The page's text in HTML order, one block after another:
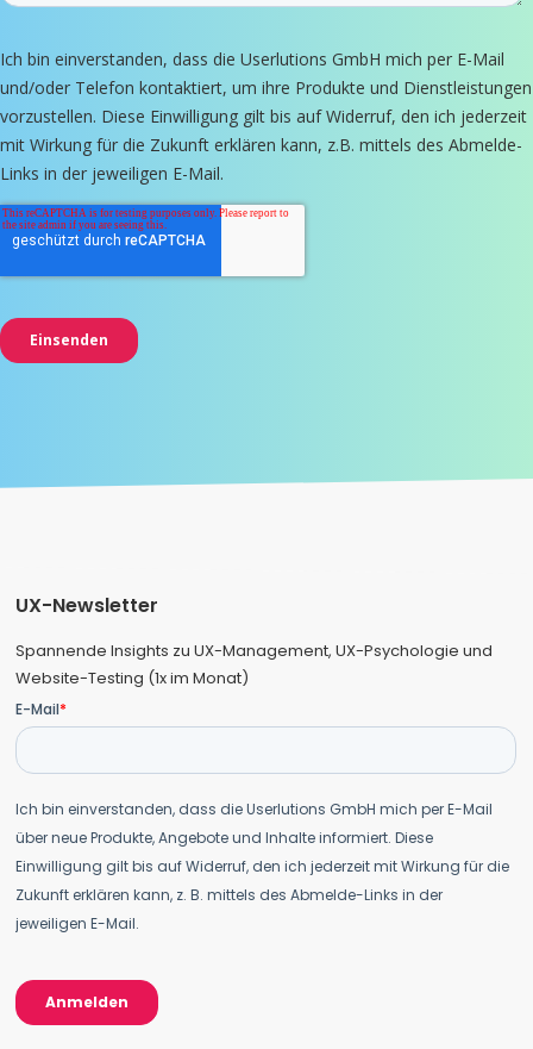
UX-Newsletter
Spannende Insights zu UX-Management, UX-Psychologie und
Website-Testing (1x im Monat)